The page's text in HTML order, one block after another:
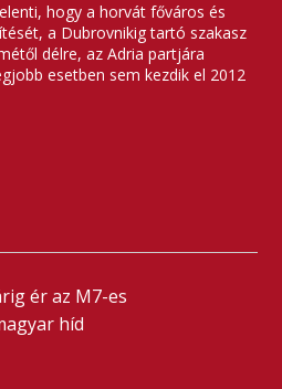
hogy a horvát főváros és
a Dubrovnikig tartó szakasz
délre, az Adria partjára
esetben sem kezdik el 2012
ér az M7-es
híd